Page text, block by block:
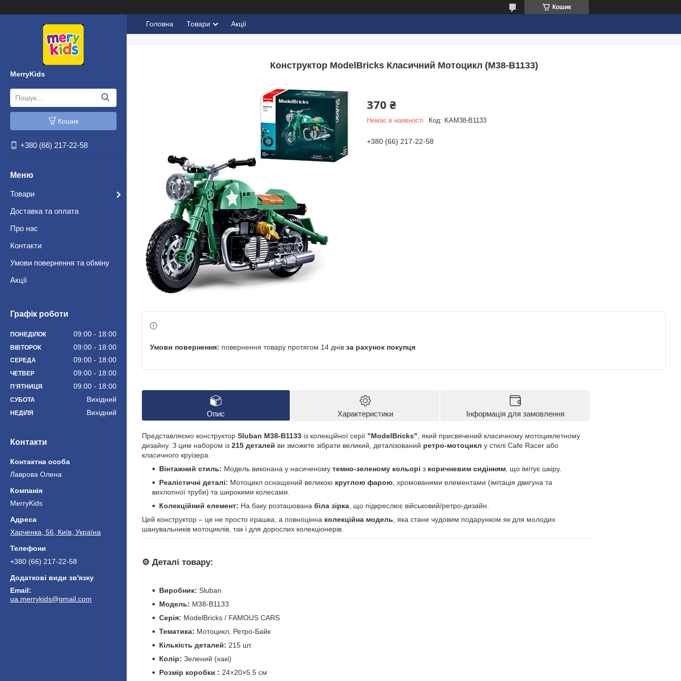
Кошик
MerryKids
Кошик
+380 (66) 217-22-58
Товари
Доставка та оплата
Про нас
Контакти
Умови повернення та обміну
Акції
Графік роботи
ПОНЕДІЛОК 09:00 18:00
ВІВТОРОК 09:00 18:00
СЕРЕДА 09:00 18:00
ЧЕТВЕР 09:00 18:00
ПʼЯТНИЦЯ 09:00 18:00
СУБОТА Вихідний
НЕДІЛЯ Вихідний
Контакти
Лаврова Олена
MerryKids
Харченка, 56, Київ, Україна
+380 (66) 217-22-58
ua.merrykids@gmail.com
Головна Товари Акції
Конструктор ModelBricks Класичний Мотоцикл (M38-B1133)
370 ₴
Немає в наявності Код: KAM38-B1133
+380 (66) 217-22-58
повернення товару протягом 14 днів за рахунок покупця
Опис Характеристики Інформація для замовлення
Представляємо конструктор Sluban M38-B1133 із колекційної серії "ModelBricks" , який присвячений класичному мотоциклетному
дизайну. З цим набором із 215 деталей ви зможете зібрати великий, деталізований ретро-мотоцикл у стилі Cafe Racer або
класичного круізера.
Вінтажний стиль: Модель виконана у насиченому темно-зеленому кольорі з коричневим сидінням , що імітує шкіру.
Реалістичні деталі: Мотоцикл оснащений великою круглою фарою , хромованими елементами (імітація двигуна та
вихлопної труби) та широкими колесами.
Колекційний елемент: На баку розташована біла зірка , що підкреслює військовий/ретро-дизайн.
Цей конструктор – це не просто іграшка, а повноцінна колекційна модель , яка стане чудовим подарунком як для молодих
шанувальників мотоциклів, так і для дорослих колекціонерів.
⚙️ Деталі товару:
Виробник: Sluban
Модель: M38-B1133
Серія: ModelBricks / FAMOUS CARS
Тематика: Мотоцикл, Ретро-Байк
Кількість деталей: 215 шт.
Колір: Зелений (хакі)
Розмір коробки : 24×20×5.5 см